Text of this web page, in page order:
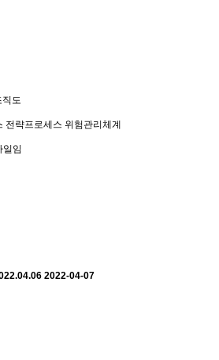
직도
전략프로세스 위험관리체계
일임
2022-04-07